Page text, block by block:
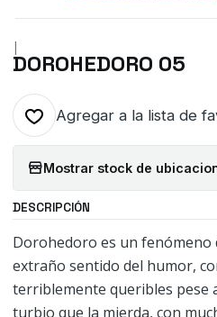
|
DOROHEDORO 05
Agregar a la lista de
Mostrar stock de
DESCRIPCIÓN
Dorohedoro es un fenómeno
extraño sentido del humor,
terriblemente queribles pese
turbio que la mierda, con